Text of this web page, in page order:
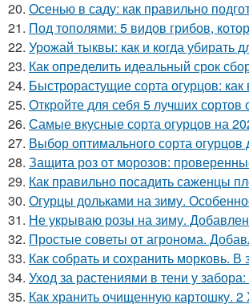
20. Осенью в саду: как правильно
21. Под тополями: 5 видов грибов,
22. Урожай тыквы: как и когда убирать
23. Как определить идеальный срок
24. Быстрорастущие сорта огурцов:
25. Откройте для себя 5 лучших сортов
26. Самые вкусные сорта огурцов на
27. Выбор оптимального сорта огурцов
28. Защита роз от морозов:
29. Как правильно посадить саженцы
30. Огурцы дольками на зиму.
31. Не укрываю розы на зиму.
32. Простые советы от агронома.
33. Как собрать и сохранить морковь. В
34. Уход за растениями в тени у
35. Как хранить очищенную картошку.